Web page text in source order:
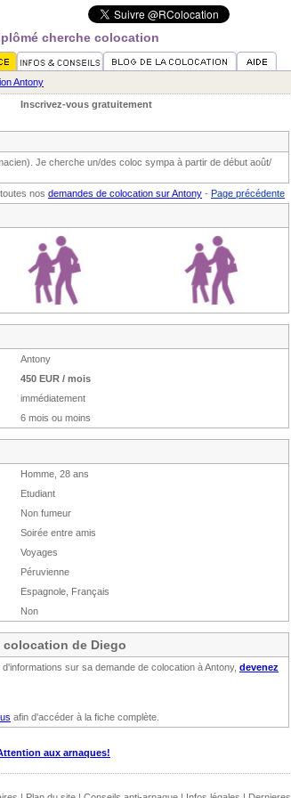
cherche colocation
Antony
Inscrivez-vous gratuitement
Je cherche un/des coloc sympa à partir de début août/
nos demandes de colocation sur Antony - Page précédente
Antony
450 EUR / mois
immédiatement
6 mois ou moins
Homme, 28 ans
Etudiant
Non fumeur
Soirée entre amis
Voyages
Péruvienne
Espagnole, Français
Non
de Diego
sur sa demande de colocation à Antony, devenez
afin d'accéder à la fiche complète.
aux arnaques!